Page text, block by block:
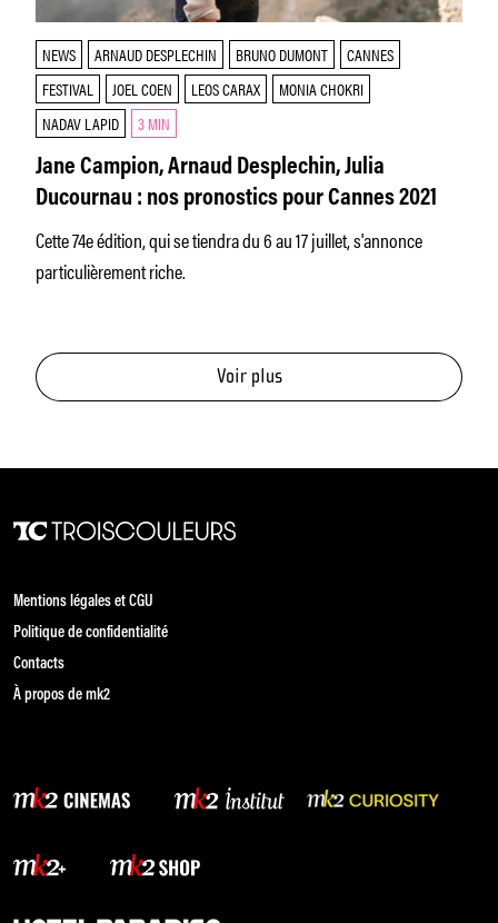
NEWS ARNAUD DESPLECHIN BRUNO DUMONT
CANNES
FESTIVAL
JOEL COEN LEOS CARAX
MONIA CHOKRI
NADAV LAPID
3 MIN
Jane Campion, Arnaud Desplechin, Julia
Ducournau : nos pronostics pour Cannes 2021
Cette 74e édition, qui se tiendra du 6 au 17 juillet, s'annonce
particulièrement riche.
Voir plus
Mentions légales et CGU
Politique de confidentialité
Contacts
À propos de mk2